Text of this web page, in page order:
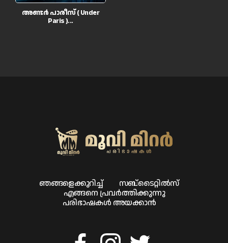
അണ്ടർ പാരീസ് ( Under
Paris )...
ഞങ്ങളെക്കുറിച്ച്
സബ്ടൈറ്റിൽസ്
എങ്ങനെ പ്രവർത്തിക്കുന്നു
പരിഭാഷകൾ അയക്കാൻ